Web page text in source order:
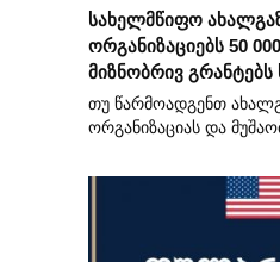
სახელმწიფო
ორგანიზაციებს 50
მიზნობრივ გრანტებს
თუ წარმოადგენთ
ორგანიზაციას და